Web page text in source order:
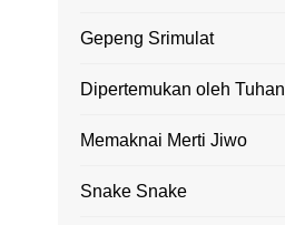
Gepeng Srimulat
Dipertemukan oleh Tuhan
Memaknai Merti Jiwo
Snake Snake